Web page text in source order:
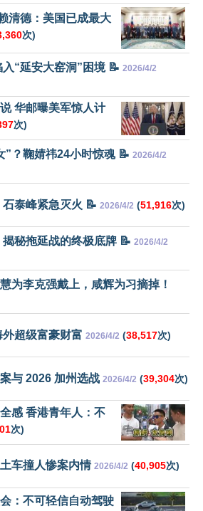
清德：美国已成最大
次)
“延安大窑洞”困境 📝 2026/4/2
华邮曝美军惊人计
次)
”？鞠婧祎24小时惊魂 📝 2026/4/2
泰峰紧急灭火 📝 2026/4/2 (51,916次)
秘拖延战的终极底牌 📝 2026/4/2
为李克强戴上，咸辉为习摘掉！
超级富豪财富 2026/4/2 (38,517次)
与 2026 加州选战 2026/4/2 (39,304次)
感 香港青年人：不
次)
车撞人惨案内情 2026/4/2 (40,905次)
：不可轻信自动驾驶